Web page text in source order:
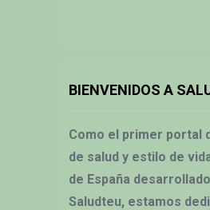
BIENVENIDOS A
Como el primer portal
de salud y estilo de
de España
Saludteu, estamos